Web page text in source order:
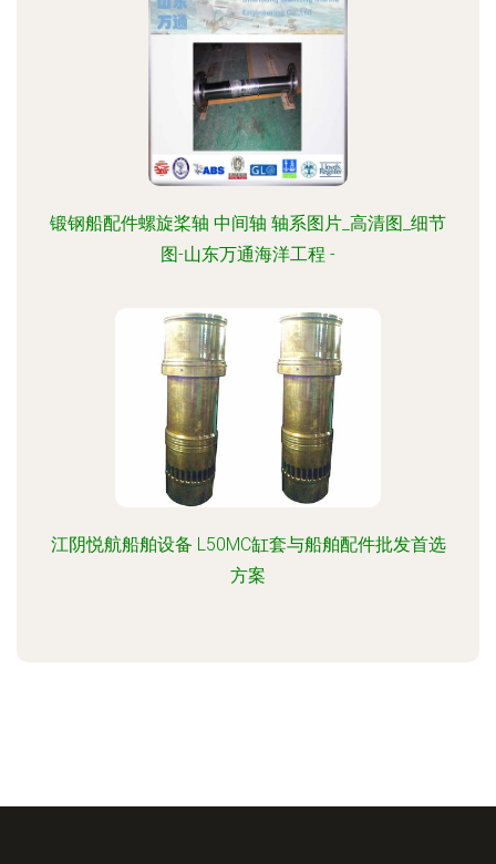
锻钢船配件螺旋桨轴 中间轴 轴系图片_高清图_细节
图-山东万通海洋工程 -
江阴悦航船舶设备 L50MC缸套与船舶配件批发首选
方案